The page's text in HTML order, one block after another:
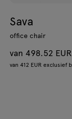
Sava
office chair
van 498.52
van 412 EUR exclusief